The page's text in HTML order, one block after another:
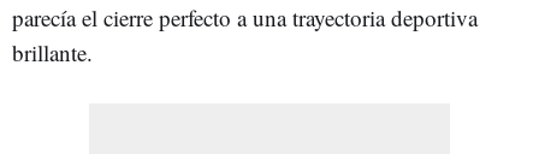
parecía el cierre perfecto a una trayectoria deportiva
brillante.